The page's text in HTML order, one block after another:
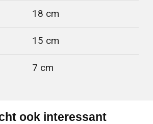
18 cm
15 cm
7 cm
ook interessant